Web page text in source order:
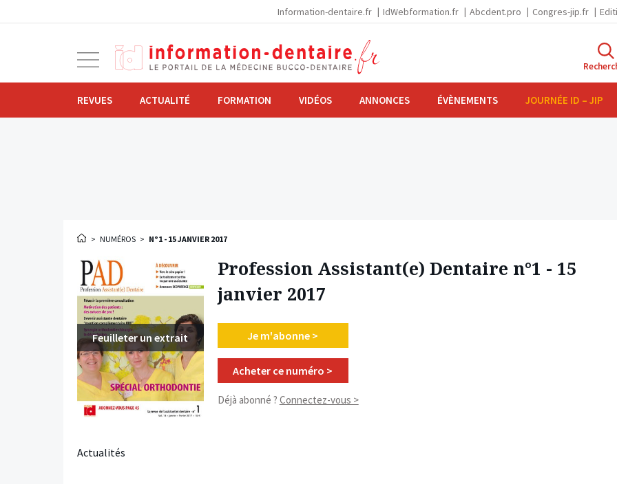
Information-dentaire.fr IdWebformation.fr Abcdent.pro Congres-jip.fr
navigation
REVUES ACTUALITÉ FORMATION VIDÉOS ANNONCES ÉVÈNEMENTS JOURNÉE ID – JIP
> NUMÉROS > N°1 - 15 JANVIER 2017
Feuilleter un extrait
Profession Assistant(e) Dentaire n°1 - 15
janvier 2017
Je m'abonne >
Acheter ce numéro >
Déjà abonné ? Connectez-vous >
Actualités